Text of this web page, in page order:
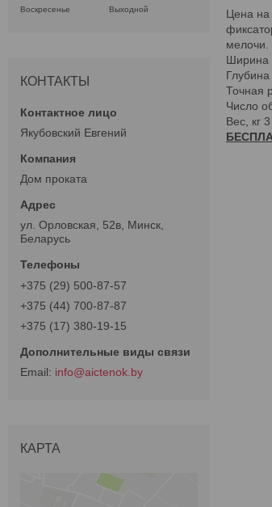
Цена на
мелочи.
Ширина
Точная
Число
Вес, кг 3
Воскресенье
Выходной
КОНТАКТЫ
Якубовский Евгений
Дом проката
ул. Орловская, 52в, Минск,
Беларусь
+375 (29) 500-87-57
+375 (44) 700-87-87
+375 (17) 380-19-15
info@aictenok.by
КАРТА